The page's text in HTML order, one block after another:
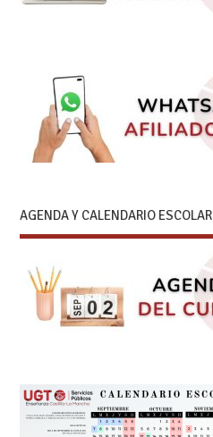
AGENDA Y CALENDARIO ESCOLAR